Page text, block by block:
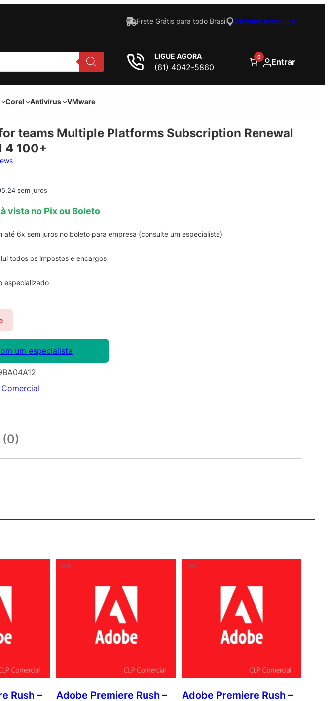
Frete Grátis para todo Brasil Encontre nossa loja
LIGUE AGORA
(61) 4042-5860
0 Entrar
Corel Antivírus VMware
teams Multiple Platforms Subscription Renewal
4 100+
sem juros
à vista no Pix ou Boleto
até 6x sem juros no boleto para empresa (consulte um especialista)
todos os impostos e encargos
especializado
um especialista
Comercial
(0)
Rush –
Adobe Premiere Rush –
Adobe Premiere Rush –